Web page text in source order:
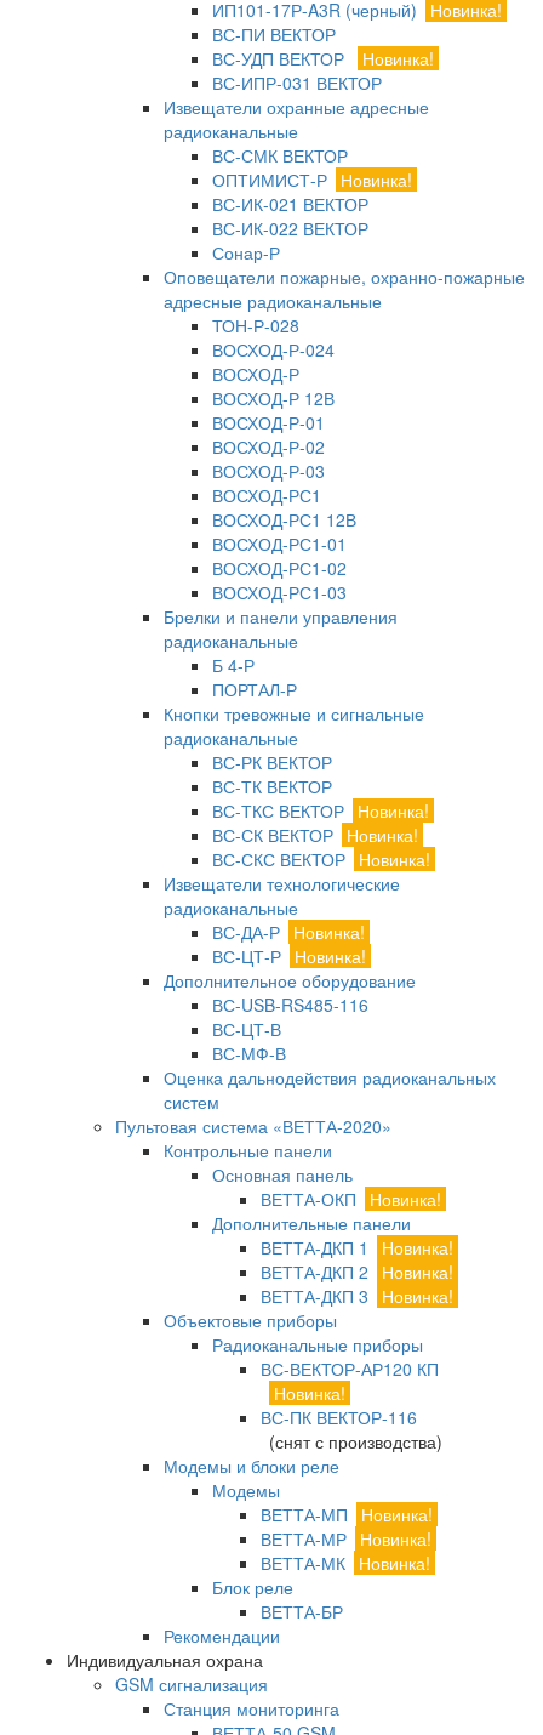
ИП101-17Р-A3R (черный)
Новинка!
ВС-ПИ ВЕКТОР
ВС-УДП ВЕКТОР
Новинка!
ВС-ИПР-031 ВЕКТОР
Извещатели охранные адресные
радиоканальные
ВС-СМК ВЕКТОР
ОПТИМИСТ-Р Новинка!
ВС-ИК-021 ВЕКТОР
ВС-ИК-022 ВЕКТОР
Сонар-Р
Оповещатели пожарные, охранно-пожарные
адресные радиоканальные
ТОН-Р-028
ВОСХОД-Р-024
ВОСХОД-Р
ВОСХОД-Р 12В
ВОСХОД-Р-01
ВОСХОД-Р-02
ВОСХОД-Р-03
ВОСХОД-РС1
ВОСХОД-РС1 12В
ВОСХОД-РС1-01
ВОСХОД-РС1-02
ВОСХОД-РС1-03
Брелки и панели управления
радиоканальные
Б 4-Р
ПОРТАЛ-Р
Кнопки тревожные и сигнальные
радиоканальные
ВС-РК ВЕКТОР
ВС-ТК ВЕКТОР
ВС-ТКС ВЕКТОР Новинка!
ВС-СК ВЕКТОР Новинка!
ВС-СКС ВЕКТОР Новинка!
Извещатели технологические
радиоканальные
ВС-ДА-Р Новинка!
ВС-ЦТ-Р Новинка!
Дополнительное оборудование
ВС-USB-RS485-116
ВС-ЦТ-В
ВС-МФ-В
Оценка дальнодействия радиоканальных
систем
Пультовая система «ВЕТТА-2020»
Контрольные панели
Основная панель
ВЕТТА-ОКП
Новинка!
Дополнительные панели
ВЕТТА-ДКП 1
Новинка!
ВЕТТА-ДКП 2
Новинка!
ВЕТТА-ДКП 3
Новинка!
Объектовые приборы
Радиоканальные приборы
ВС-ВЕКТОР-АР120 КП
Новинка!
ВС-ПК ВЕКТОР-116
(снят с производства)
Модемы и блоки реле
Модемы
ВЕТТА-МП
Новинка!
ВЕТТА-МР Новинка!
ВЕТТА-МК Новинка!
Блок реле
ВЕТТА-БР
Рекомендации
Индивидуальная охрана
GSM сигнализация
Станция мониторинга